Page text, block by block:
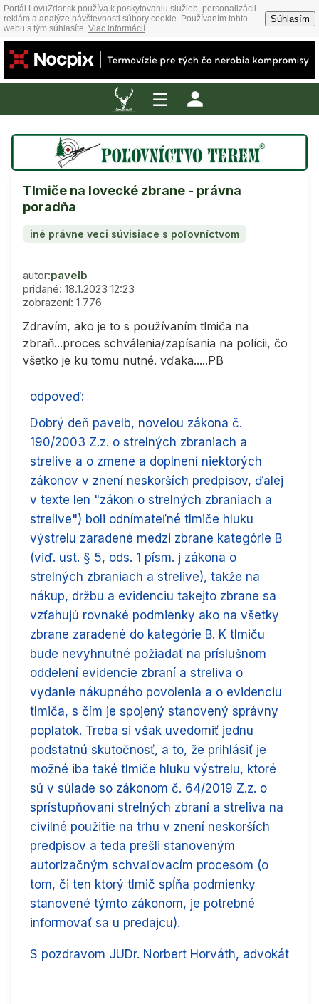
Portál LovuZdar.sk používa k poskytovaniu služieb, personalizácii
reklám a analýze návštevnosti súbory cookie. Používaním tohto
webu s tým súhlasíte. Viac informácií
Súhlasím
☰
Tlmiče na lovecké zbrane - právna
poradňa
iné právne veci súvisiace s poľovníctvom
autor:pavelb
pridané: 18.1.2023 12:23
zobrazení: 1 776
Zdravím, ako je to s používaním tlmiča na
zbraň...proces schválenia/zapísania na polícii, čo
všetko je ku tomu nutné. vďaka.....PB
odpoveď:
Dobrý deň pavelb, novelou zákona č.
190/2003 Z.z. o strelných zbraniach a
strelive a o zmene a doplnení niektorých
zákonov v znení neskorších predpisov, ďalej
v texte len "zákon o strelných zbraniach a
strelive") boli odnímateľné tlmiče hluku
výstrelu zaradené medzi zbrane kategórie B
(viď. ust. § 5, ods. 1 písm. j zákona o
strelných zbraniach a strelive), takže na
nákup, držbu a evidenciu takejto zbrane sa
vzťahujú rovnaké podmienky ako na všetky
zbrane zaradené do kategórie B. K tlmiču
bude nevyhnutné požiadať na príslušnom
oddelení evidencie zbraní a streliva o
vydanie nákupného povolenia a o evidenciu
tlmiča, s čím je spojený stanovený správny
poplatok. Treba si však uvedomiť jednu
podstatnú skutočnosť, a to, že prihlásiť je
možné iba také tlmiče hluku výstrelu, ktoré
sú v súlade so zákonom č. 64/2019 Z.z. o
sprístupňovaní strelných zbraní a streliva na
civilné použitie na trhu v znení neskorších
predpisov a teda prešli stanoveným
autorizačným schvaľovacím procesom (o
tom, či ten ktorý tlmič spĺňa podmienky
stanovené týmto zákonom, je potrebné
informovať sa u predajcu).
S pozdravom JUDr. Norbert Horváth, advokát